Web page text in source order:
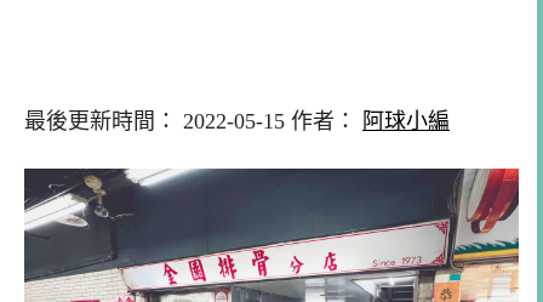
最後更新時間： 2022-05-15 作者： 阿球小編